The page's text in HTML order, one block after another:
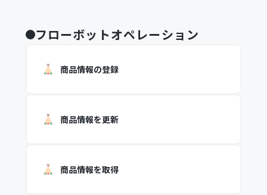
フローボットオペレーション
商品情報の登録
商品情報を更新
商品情報を取得